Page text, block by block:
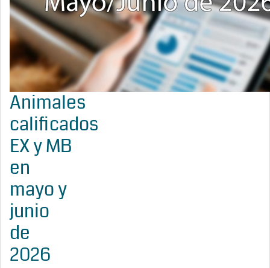
Animales
calificados
EX y MB
en
mayo y
junio
de
2026